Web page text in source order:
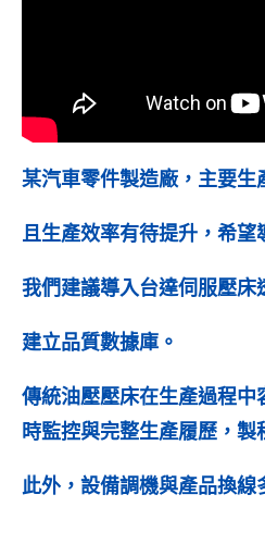
某汽車零件製造廠，主要生
且生產效率有待提升，希
我們建議導入台達伺服壓床
建立品質數據庫。
傳統油壓壓床在生產過程
時監控與完整生產履歷，
此外，設備調機與產品換